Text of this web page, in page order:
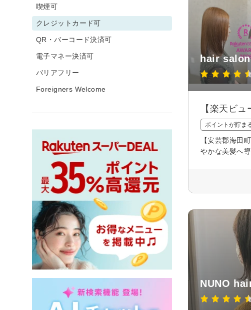
hair
【楽天ビ
ポイントが貯ま
【安芸郡海田
やかな美髪へ
NUNO
喫煙可
クレジットカード可
QR・バーコード決済可
電子マネー決済可
バリアフリー
Foreigners Welcome